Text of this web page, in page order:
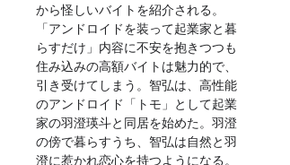
から怪しいバイトを紹介される。
「アンドロイドを装って起業家と暮
らすだけ」内容に不安を抱きつつも
住み込みの高額バイトは魅力的で、
引き受けてしまう。智弘は、高性能
のアンドロイド「トモ」として起業
家の羽澄瑛斗と同居を始めた。羽澄
の傍で暮らすうち、智弘は自然と羽
澄に惹かれ恋心を持つようになる。